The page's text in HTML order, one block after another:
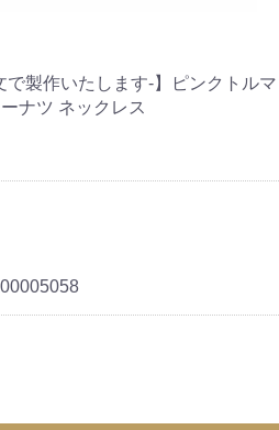
で製作いたします-】ピンクトルマ
ナツ ネックレス